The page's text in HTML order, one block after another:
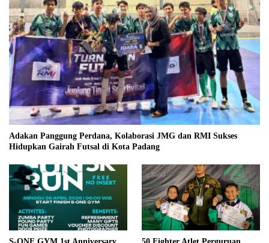
Adakan Panggung Perdana, Kolaborasi JMG dan RMI Sukses
Hidupkan Gairah Futsal di Kota Padang